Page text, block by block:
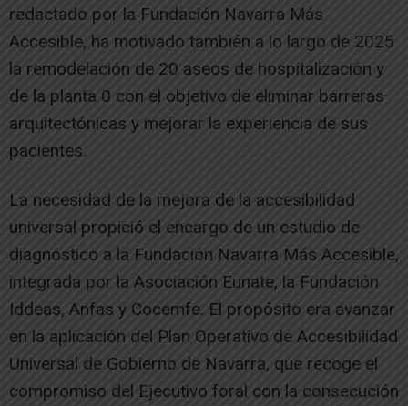
redactado por la Fundación Navarra Más
Accesible, ha motivado también a lo largo de 2025
la remodelación de 20 aseos de hospitalización y
de la planta 0 con el objetivo de eliminar barreras
arquitectónicas y mejorar la experiencia de sus
pacientes.
La necesidad de la mejora de la accesibilidad
universal propició el encargo de un estudio de
diagnóstico a la Fundación Navarra Más Accesible,
integrada por la Asociación Eunate, la Fundación
Iddeas, Anfas y Cocemfe. El propósito era avanzar
en la aplicación del Plan Operativo de Accesibilidad
Universal de Gobierno de Navarra, que recoge el
compromiso del Ejecutivo foral con la consecución